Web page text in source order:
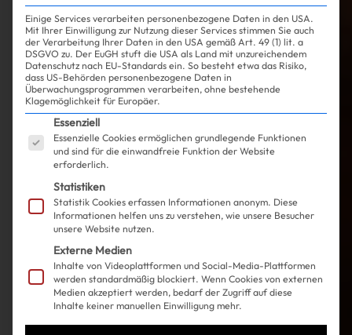
Einige Services verarbeiten personenbezogene Daten in den USA.
Mit Ihrer Einwilligung zur Nutzung dieser Services stimmen Sie auch
der Verarbeitung Ihrer Daten in den USA gemäß Art. 49 (1) lit. a
DSGVO zu. Der EuGH stuft die USA als Land mit unzureichendem
Datenschutz nach EU-Standards ein. So besteht etwa das Risiko,
dass US-Behörden personenbezogene Daten in
Überwachungsprogrammen verarbeiten, ohne bestehende
Klagemöglichkeit für Europäer.
Es folgt eine Liste der Service-Gruppen, für die
Essenziell
Essenzielle Cookies ermöglichen grundlegende Funktionen
und sind für die einwandfreie Funktion der Website
erforderlich.
Statistiken
Statistik Cookies erfassen Informationen anonym. Diese
Informationen helfen uns zu verstehen, wie unsere Besucher
unsere Website nutzen.
Externe Medien
Inhalte von Videoplattformen und Social-Media-Plattformen
werden standardmäßig blockiert. Wenn Cookies von externen
Medien akzeptiert werden, bedarf der Zugriff auf diese
Inhalte keiner manuellen Einwilligung mehr.